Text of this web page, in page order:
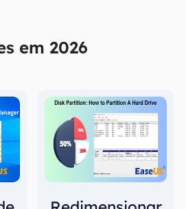
em 2026